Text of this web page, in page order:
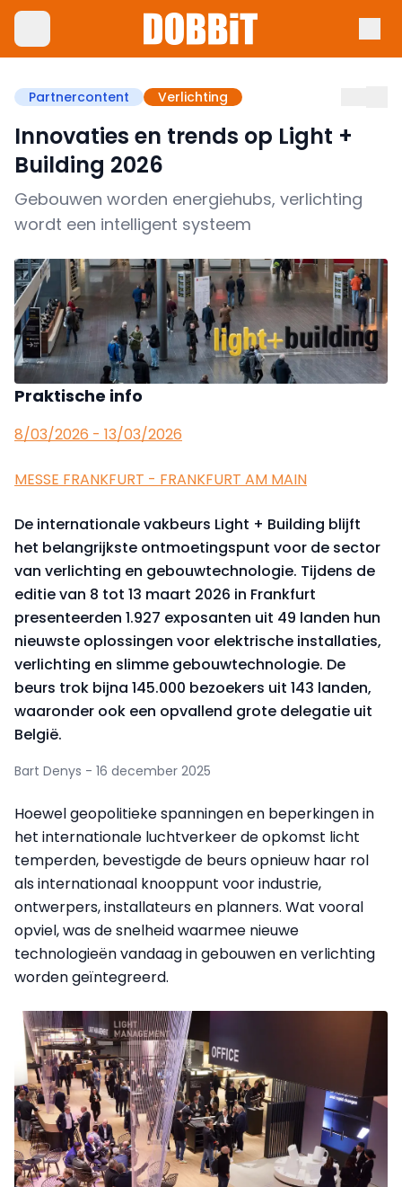
Partnercontent Verlichting
Innovaties en trends op Light +
Building 2026
Gebouwen worden energiehubs, verlichting
wordt een intelligent systeem
Praktische info
8/03/2026 - 13/03/2026
MESSE FRANKFURT - FRANKFURT AM MAIN
De internationale vakbeurs Light + Building blijft
het belangrijkste ontmoetingspunt voor de sector
van verlichting en gebouwtechnologie. Tijdens de
editie van 8 tot 13 maart 2026 in Frankfurt
presenteerden 1.927 exposanten uit 49 landen hun
nieuwste oplossingen voor elektrische installaties,
verlichting en slimme gebouwtechnologie. De
beurs trok bijna 145.000 bezoekers uit 143 landen,
waaronder ook een opvallend grote delegatie uit
België.
Bart Denys - 16 december 2025
Hoewel geopolitieke spanningen en beperkingen in
het internationale luchtverkeer de opkomst licht
temperden, bevestigde de beurs opnieuw haar rol
als internationaal knooppunt voor industrie,
ontwerpers, installateurs en planners. Wat vooral
opviel, was de snelheid waarmee nieuwe
technologieën vandaag in gebouwen en verlichting
worden geïntegreerd.